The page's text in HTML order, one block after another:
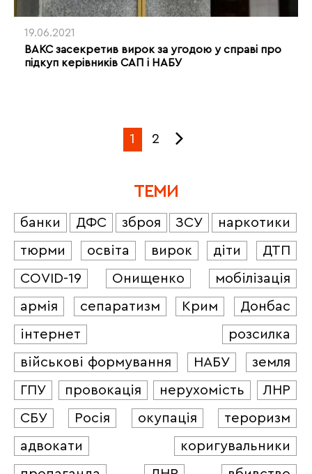
19.06.2021
ВАКС засекретив вирок за угодою у справі про
підкуп керівників САП і НАБУ
1 2
ТЕМИ
банки ДФС зброя ЗСУ
наркотики
тюрми
освіта вирок діти
ДТП
COVID-19
Онищенко
мобілізація
армія
сепаратизм Крим
Донбас
інтернет
розсилка
військові формування
НАБУ
земля
ГПУ
провокація нерухомість
ЛНР
СБУ
Росія окупація
тероризм
адвокати
коригувальники